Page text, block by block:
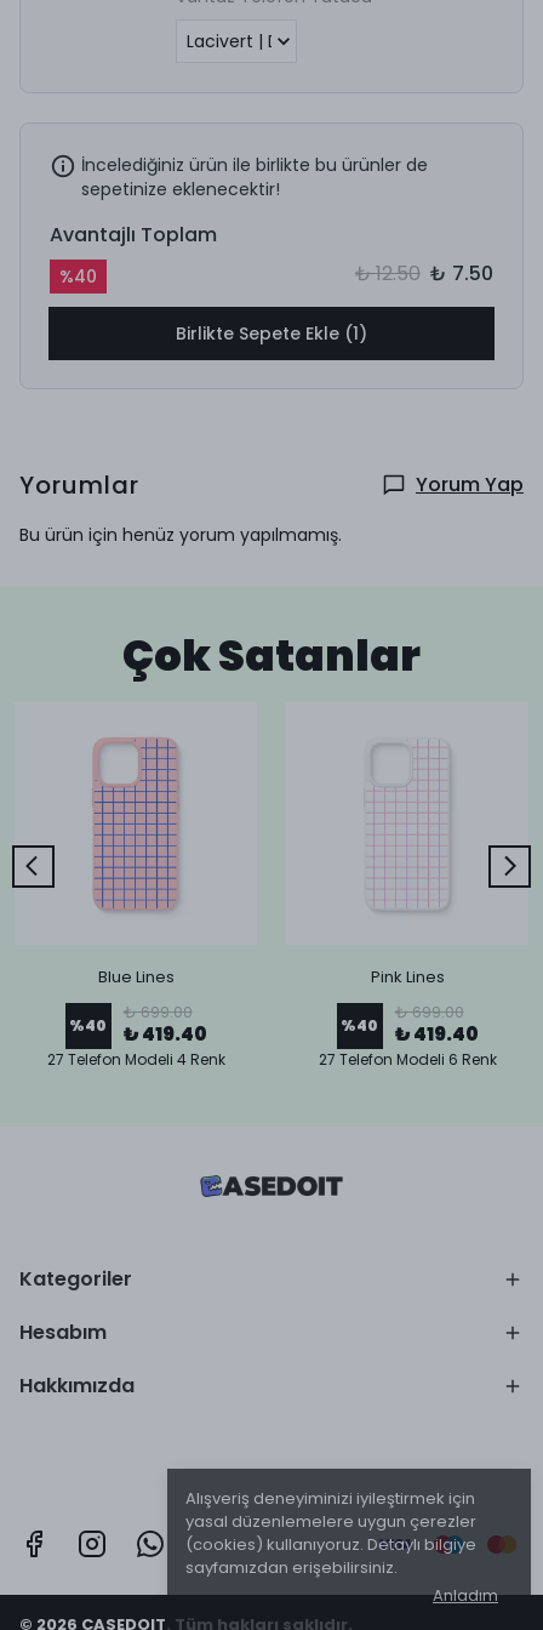
Alışveriş deneyiminizi iyileştirmek için
yasal düzenlemelere uygun çerezler
(cookies) kullanıyoruz. Detaylı bilgiye
sayfamızdan erişebilirsiniz.
Anladım
İncelediğiniz ürün ile birlikte bu ürünler de
sepetinize eklenecektir!
Avantajlı Toplam
%40 ₺ 12.50 ₺ 7.50
Birlikte Sepete Ekle (1)
Yorumlar Yorum Yap
Bu ürün için henüz yorum yapılmamış.
Çok Satanlar
Blue Lines
%40
₺ 699.00
₺ 419.40
27 Telefon Modeli 4 Renk
Pink Lines
%40
₺ 699.00
₺ 419.40
27 Telefon Modeli 6 Renk
Kategoriler
Hesabım
Hakkımızda
© 2026 CASEDOIT. Tüm hakları saklıdır.